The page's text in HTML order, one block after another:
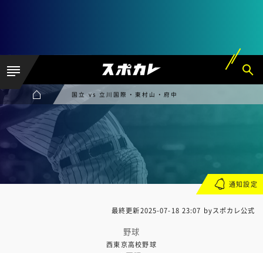
国立 vs 立川国際・東村山・府中
最終更新2025-07-18 23:07 byスポカレ公式
野球
西東京高校野球
通知設定